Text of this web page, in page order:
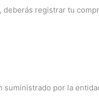
registrar tu
suministrado por la